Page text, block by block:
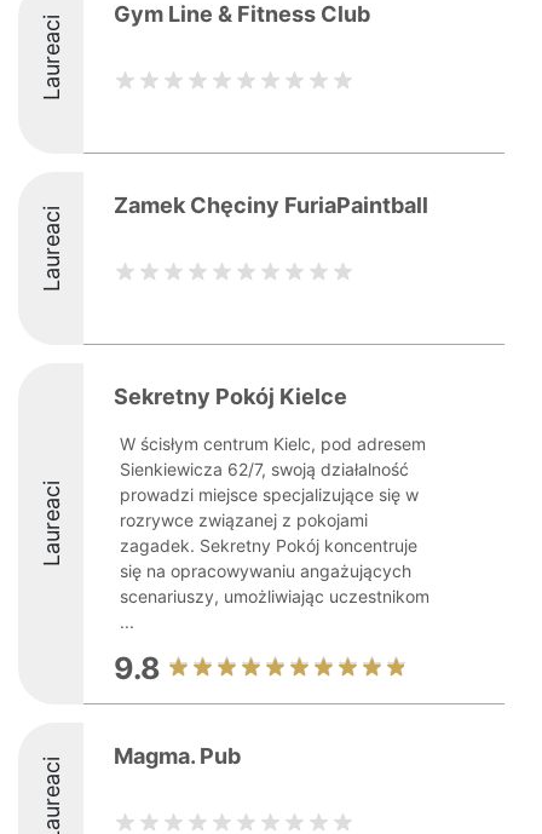
Laureaci Gym Line & Fitness Club
Laureaci Zamek Chęciny FuriaPaintball
Laureaci
Sekretny Pokój Kielce
W ścisłym centrum Kielc, pod adresem
Sienkiewicza 62/7, swoją działalność
prowadzi miejsce specjalizujące się w
rozrywce związanej z pokojami
zagadek. Sekretny Pokój koncentruje
się na opracowywaniu angażujących
scenariuszy, umożliwiając uczestnikom
...
9.8
Laureaci Magma. Pub